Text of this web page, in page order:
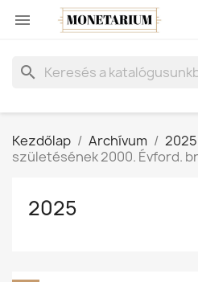

search
Kezdőlap Archívum 2025
születésének 2000. Évford.
2025